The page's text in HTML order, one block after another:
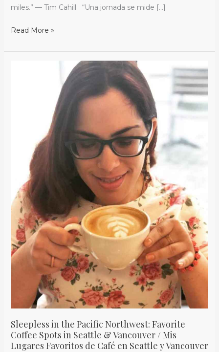
miles.” — Tim Cahill “Una jornada se mide […]
Read More »
Sleepless in the Pacific Northwest: Favorite
Coffee Spots in Seattle & Vancouver / Mis
Lugares Favoritos de Café en Seattle y Vancouver
Seattle
Vancouver
Mis
Lugares
Favoritos
Seattle
y
Vancouver